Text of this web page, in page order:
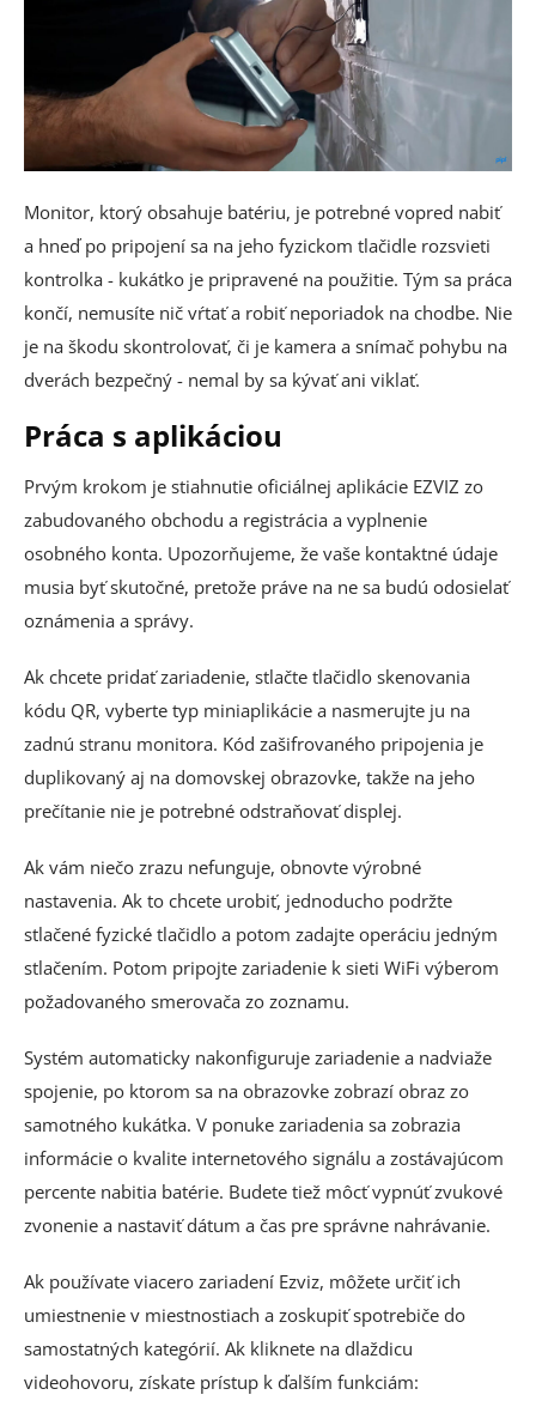
Monitor, ktorý obsahuje batériu, je potrebné vopred nabiť
a hneď po pripojení sa na jeho fyzickom tlačidle rozsvieti
kontrolka - kukátko je pripravené na použitie. Tým sa práca
končí, nemusíte nič vŕtať a robiť neporiadok na chodbe. Nie
je na škodu skontrolovať, či je kamera a snímač pohybu na
dverách bezpečný - nemal by sa kývať ani viklať.
Práca s aplikáciou
Prvým krokom je stiahnutie oficiálnej aplikácie EZVIZ zo
zabudovaného obchodu a registrácia a vyplnenie
osobného konta. Upozorňujeme, že vaše kontaktné údaje
musia byť skutočné, pretože práve na ne sa budú odosielať
oznámenia a správy.
Ak chcete pridať zariadenie, stlačte tlačidlo skenovania
kódu QR, vyberte typ miniaplikácie a nasmerujte ju na
zadnú stranu monitora. Kód zašifrovaného pripojenia je
duplikovaný aj na domovskej obrazovke, takže na jeho
prečítanie nie je potrebné odstraňovať displej.
Ak vám niečo zrazu nefunguje, obnovte výrobné
nastavenia. Ak to chcete urobiť, jednoducho podržte
stlačené fyzické tlačidlo a potom zadajte operáciu jedným
stlačením. Potom pripojte zariadenie k sieti WiFi výberom
požadovaného smerovača zo zoznamu.
Systém automaticky nakonfiguruje zariadenie a nadviaže
spojenie, po ktorom sa na obrazovke zobrazí obraz zo
samotného kukátka. V ponuke zariadenia sa zobrazia
informácie o kvalite internetového signálu a zostávajúcom
percente nabitia batérie. Budete tiež môcť vypnúť zvukové
zvonenie a nastaviť dátum a čas pre správne nahrávanie.
Ak používate viacero zariadení Ezviz, môžete určiť ich
umiestnenie v miestnostiach a zoskupiť spotrebiče do
samostatných kategórií. Ak kliknete na dlaždicu
videohovoru, získate prístup k ďalším funkciám: